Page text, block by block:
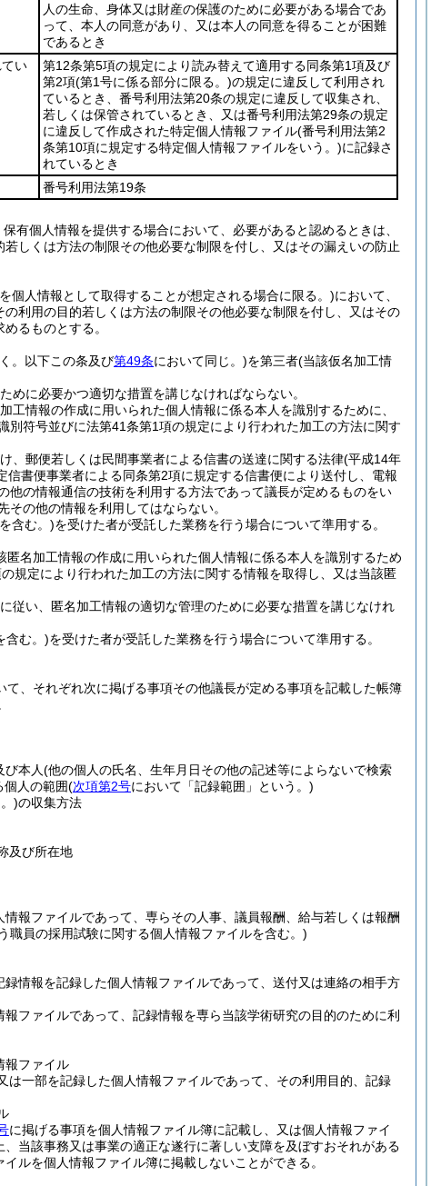
人の生命、身体又は財産の保護のために必要がある場合であ
って、本人の同意があり、又は本人の同意を得ることが困難
であるとき
い
第12条第5項の規定により読み替えて適用する同条第1項及び
第2項(第1号に係る部分に限る。)の規定に違反して利用され
ているとき、番号利用法第20条の規定に違反して収集され、
若しくは保管されているとき、又は番号利用法第29条の規定
に違反して作成された特定個人情報ファイル(番号利用法第2
条第10項に規定する特定個人情報ファイルをいう。)に記録さ
れているとき
番号利用法第19条
有個人情報を提供する場合において、必要があると認めるときは、
しくは方法の制限その他必要な制限を付し、又はその漏えいの防止
個人情報として取得することが想定される場合に限る。)において、
利用の目的若しくは方法の制限その他必要な制限を付し、又はその
るものとする。
。以下この条及び第49条において同じ。)を第三者(当該仮名加工情
に必要かつ適切な措置を講じなければならない。
情報の作成に用いられた個人情報に係る本人を識別するために、
符号並びに法第41条第1項の規定により行われた加工の方法に関す
、郵便若しくは民間事業者による信書の送達に関する法律(平成14年
書便事業者による同条第2項に規定する信書便により送付し、電報
他の情報通信の技術を利用する方法であって議長が定めるものをい
の他の情報を利用してはならない。
含む。)を受けた者が受託した業務を行う場合について準用する。
名加工情報の作成に用いられた個人情報に係る本人を識別するため
規定により行われた加工の方法に関する情報を取得し、又は当該匿
従い、匿名加工情報の適切な管理のために必要な措置を講じなけれ
含む。)を受けた者が受託した業務を行う場合について準用する。
、それぞれ次に掲げる事項その他議長が定める事項を記載した帳簿
び本人(他の個人の氏名、生年月日その他の記述等によらないで検索
人の範囲(次項第2号において「記録範囲」という。)
)の収集方法
及び所在地
報ファイルであって、専らその人事、議員報酬、給与若しくは報酬
職員の採用試験に関する個人情報ファイルを含む。)
情報を記録した個人情報ファイルであって、送付又は連絡の相手方
ファイルであって、記録情報を専ら当該学術研究の目的のために利
報ファイル
一部を記録した個人情報ファイルであって、その利用目的、記録
に掲げる事項を個人情報ファイル簿に記載し、又は個人情報ファイ
当該事務又は事業の適正な遂行に著しい支障を及ぼすおそれがある
ルを個人情報ファイル簿に掲載しないことができる。